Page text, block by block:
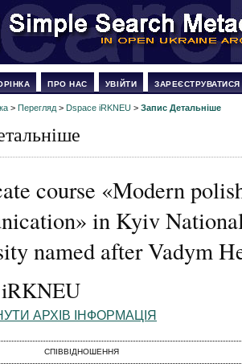
ПРО НАС УВІЙТИ ЗАРЕЄСТРУВАТИСЯ
> Перегляд > Dspace iRKNEU > Запис Детальніше
course «Modern
in Kyiv
named after Vadym
АРХІВ ІНФОРМАЦІЯ
СПІВВІДНОШЕННЯ